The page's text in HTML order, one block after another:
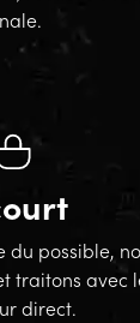
du possible,
traitons avec
direct.